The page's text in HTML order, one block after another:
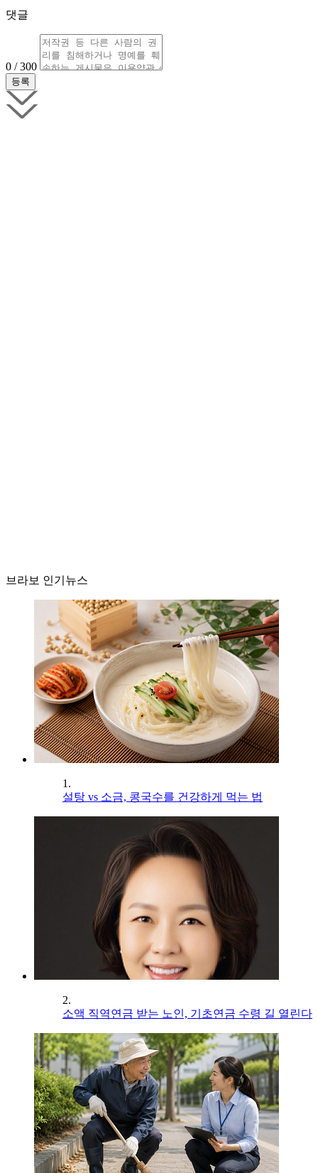
댓글
0 / 300
브라보 인기뉴스
1.
설탕 vs 소금, 콩국수를 건강하게 먹는 법
2.
소액 직역연금 받는 노인, 기초연금 수령 길 열린다